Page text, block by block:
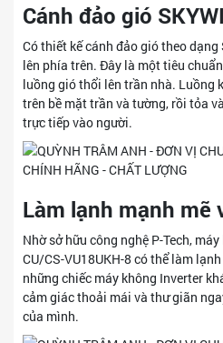
Cánh đảo gió
Có thiết kế cánh đảo gió theo
lên phía trên. Đây là một tiêu
luồng gió thổi lên trần nhà. Luồng
trên bề mặt trần và tường, rồi tỏa
trực tiếp vào người.
Làm lạnh mạnh mẽ
Nhờ sở hữu công nghệ P-Tech,
CU/CS-VU18UKH-8 có thể làm
những chiếc máy không Inverter
cảm giác thoải mái và thư giãn
của mình.